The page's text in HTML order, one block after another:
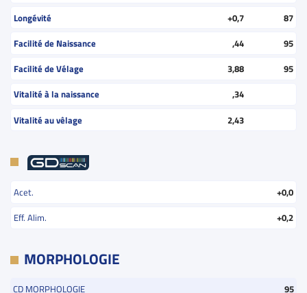
Longévité
+0,7
87
Facilité de Naissance
,44
95
Facilité de Vélage
3,88
95
Vitalité à la naissance
,34
Vitalité au vêlage
2,43
Acet.
+0,0
Eff. Alim.
+0,2
MORPHOLOGIE
CD MORPHOLOGIE
95